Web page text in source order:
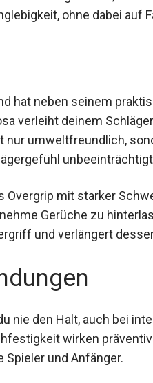
ohne dabei auf
hat neben seinem
verleiht deinem
nur umweltfreundlich,
Overgrip mit starker
Gerüche zu
und verlängert
nie den Halt, auch bei
wirken
und Anfänger.